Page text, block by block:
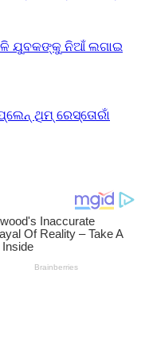
ଯୁବକଙ୍କୁ ନିଆଁ ଲଗାଇ
ଥିମ୍‌ ରେସ୍ତୋରାଁ